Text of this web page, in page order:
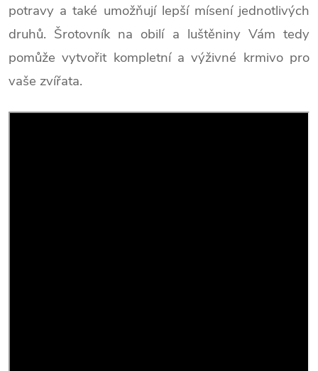
potravy a také umožňují lepší mísení jednotlivých
druhů. Šrotovník na obilí a luštěniny Vám tedy
pomůže vytvořit kompletní a výživné krmivo pro
vaše zvířata.